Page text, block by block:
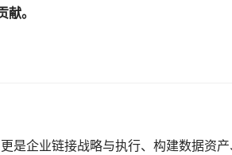
。
是企业链接战略与执行、构建数据资